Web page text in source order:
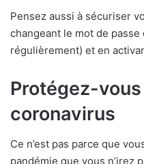
Pensez aussi à sécuriser
changeant le mot de passe
régulièrement) et en
Protégez-
coronavirus
Ce n’est pas parce que
pandémie que vous n’irez